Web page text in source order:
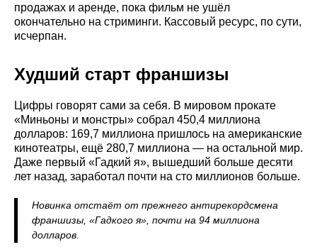
продажах и аренде, пока фильм не ушёл
окончательно на стриминги. Кассовый ресурс, по сути,
исчерпан.
Худший старт франшизы
Цифры говорят сами за себя. В мировом прокате
«Миньоны и монстры» собрал 450,4 миллиона
долларов: 169,7 миллиона пришлось на американские
кинотеатры, ещё 280,7 миллиона — на остальной мир.
Даже первый «Гадкий я», вышедший больше десяти
лет назад, заработал почти на сто миллионов больше.
Новинка отстаёт от прежнего антирекордсмена
франшизы, «Гадкого я», почти на 94 миллиона
долларов.